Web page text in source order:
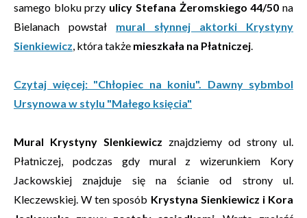
samego bloku przy ulicy Stefana Żeromskiego 44/50na
Bielanach powstał mural słynnej aktorki Krystyny
Sienkiewicz, która także mieszkała na Płatniczej.
Czytaj więcej: "Chłopiec na koniu". Dawny sybmbol
Ursynowa w stylu "Małego księcia"
Mural Krystyny SIenkiewicz znajdziemy od strony ul.
Płatniczej, podczas gdy mural z wizerunkiem Kory
Jackowskiej znajduje się na ścianie od strony ul.
Kleczewskiej. W ten sposób Krystyna Sienkiewicz i Kora